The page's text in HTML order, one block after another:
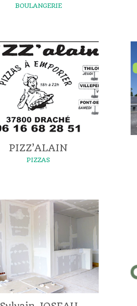
BOULANGERIE
PIZZ’ALAIN
PIZZAS